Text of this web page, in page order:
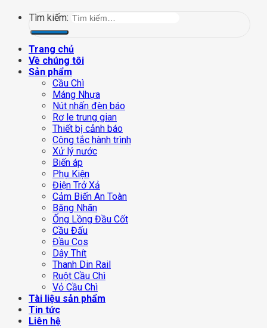
Tìm kiếm:
Trang chủ
Về chúng tôi
Sản phẩm
Cầu Chì
Máng Nhựa
Nút nhấn đèn báo
Rơ le trung gian
Thiết bị cảnh báo
Công tắc hành trình
Xử lý nước
Biến áp
Phụ Kiện
Điện Trở Xả
Cảm Biến An Toàn
Băng Nhãn
Ống Lồng Đầu Cốt
Cầu Đấu
Đầu Cos
Dây Thít
Thanh Din Rail
Ruột Cầu Chì
Vỏ Cầu Chì
Tài liệu sản phẩm
Tin tức
Liên hệ